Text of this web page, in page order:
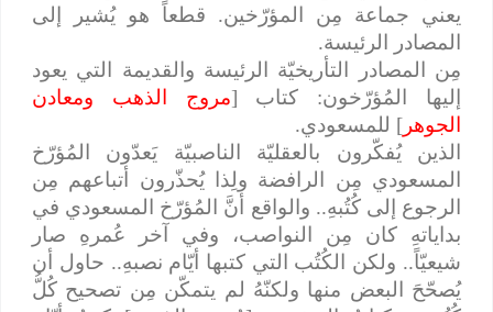
يعني جماعة مِن المؤرّخين. قطعاً هو يُشير إلى
المصادر الرئيسة.
مِن المصادر التأريخيّة الرئيسة والقديمة التي يعود
إليها المُؤرّخون: كتاب [ مروج الذهب ومعادن
الجوهر] للمسعودي.
الذين يُفكّرون بالعقليّة الناصبيّة يَعدّون المُؤرّخ
المسعودي مِن الرافضة ولِذا يُحذّرون أتباعهم مِن
الرجوع إلى كُتُبهِ.. والواقع أنَّ المُؤرّخ المسعودي في
بداياتهِ كان مِن النواصب، وفي آخر عُمرهِ صار
شيعيّاً.. ولكن الكُتُب التي كتبها أيّام نصبهِ.. حاول أن
يُصحّحَ البعض منها ولكنّهُ لم يتمكّن مِن تصحيح كُلُّ